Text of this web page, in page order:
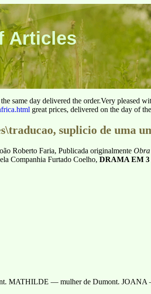
Articles
same day delivered the order.Very pleased
great prices, delivered on the day of
suplicio de uma
Roberto Faria, Publicada originalmente
Companhia Furtado Coelho, DRAMA EM 3
MATHILDE — mulher de Dumont. JOANA